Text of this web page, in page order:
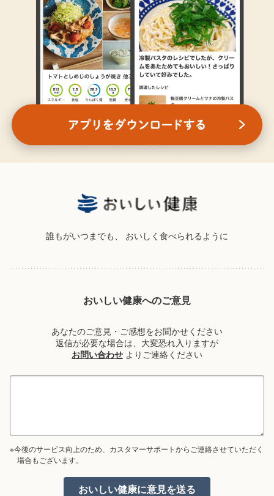
誰もがいつまでも、 おいしく食べられるように
おいしい健康へのご意見
あなたのご意見・ご感想をお聞かせください
返信が必要な場合は、大変恐れ入りますが
お問い合わせ よりご連絡ください
※今後のサービス向上のため、カスタマーサポートからご連絡させていただく
場合もございます。